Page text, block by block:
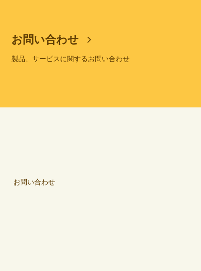
お問い合わせ
製品、サービスに関するお問い合わせ
お問い合わせ